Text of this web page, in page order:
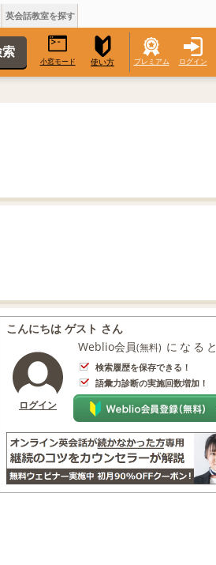
英会話教室を探す
小窓モード 使い方 プレミアム ログイン
こんにちは ゲスト さん
ログイン
Weblio会員(無料) になると
検索履歴を保存できる！
語彙力診断の実施回数増加！